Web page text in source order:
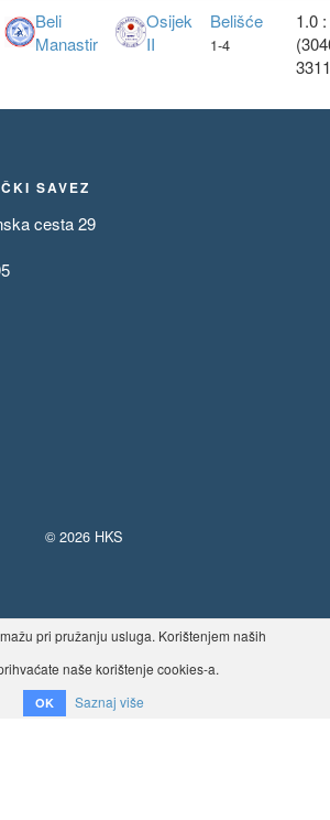
Beli
Manastir
Osijek
II
Belišće
1-4
1.0
SAVEZ
cesta 29
© 2026 HKS
pri pružanju usluga. Korištenjem naših
naše korištenje cookies-a.
OK Saznaj više